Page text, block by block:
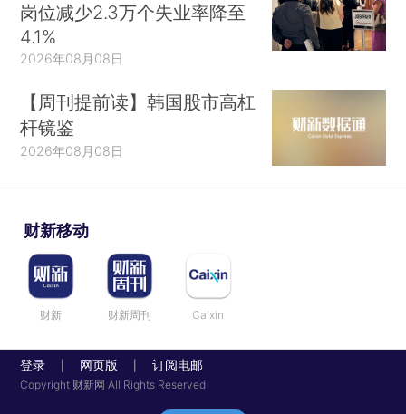
岗位减少2.3万个失业率降至
4.1%
2026年08月08日
【周刊提前读】韩国股市高杠
杆镜鉴
2026年08月08日
财新移动
财新 财新周刊 Caixin
登录 网页版 订阅电邮
Copyright 财新网 All Rights Reserved